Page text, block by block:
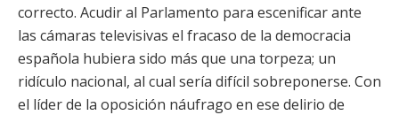
correcto. Acudir al Parlamento para escenificar ante
las cámaras televisivas el fracaso de la democracia
española hubiera sido más que una torpeza; un
ridículo nacional, al cual sería difícil sobreponerse. Con
el líder de la oposición náufrago en ese delirio de